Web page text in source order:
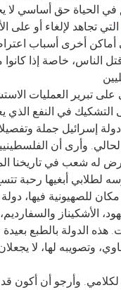
في الحياة حق أساسي لا
تجاهد لإلغاء أو على
أخرى أسباب
الناس، خاصة إذا كانوا
تبرير العمليات
في النفع الذي
إسرائيل جملة
وأرى أن
له شعب في تاريخنا
أبغيها رحبة
للصهيونية فيها،
الأشكيناز
الدولة بالطبع بعيدة
وتصويبه لها، لا
وأرجو أن أكون